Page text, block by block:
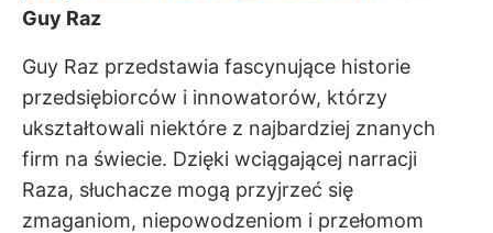
Guy Raz
Guy Raz przedstawia fascynujące historie
przedsiębiorców i innowatorów, którzy
ukształtowali niektóre z najbardziej znanych
firm na świecie. Dzięki wciągającej narracji
Raza, słuchacze mogą przyjrzeć się
zmaganiom, niepowodzeniom i przełomom